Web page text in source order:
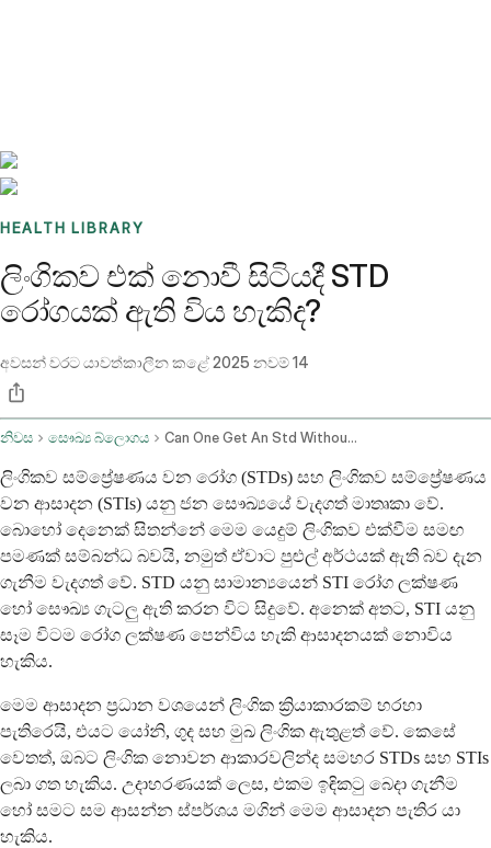
HEALTH LIBRARY
ලිංගිකව එක් නොවී සිටියදී STD
රෝගයක් ඇති විය හැකිද?
අවසන් වරට යාවත්කාලීන කළේ2025 නවම් 14
නිවස සෞඛ්‍ය බ්ලොගය Can One Get An Std Without Having Sex
ලිංගිකව සම්ප්‍රේෂණය වන රෝග (STDs) සහ ලිංගිකව සම්ප්‍රේෂණය
වන ආසාදන (STIs) යනු ජන සෞඛ්‍යයේ වැදගත් මාතෘකා වේ.
බොහෝ දෙනෙක් සිතන්නේ මෙම යෙදුම් ලිංගිකව එක්වීම සමඟ
පමණක් සම්බන්ධ බවයි, නමුත් ඒවාට පුළුල් අර්ථයක් ඇති බව දැන
ගැනීම වැදගත් වේ. STD යනු සාමාන්‍යයෙන් STI රෝග ලක්ෂණ
හෝ සෞඛ්‍ය ගැටලු ඇති කරන විට සිදුවේ. අනෙක් අතට, STI යනු
සෑම විටම රෝග ලක්ෂණ පෙන්විය හැකි ආසාදනයක් නොවිය
හැකිය.
මෙම ආසාදන ප්‍රධාන වශයෙන් ලිංගික ක්‍රියාකාරකම් හරහා
පැතිරෙයි, එයට යෝනි, ගුද සහ මුඛ ලිංගික ඇතුළත් වේ. කෙසේ
වෙතත්, ඔබට ලිංගික නොවන ආකාරවලින්ද සමහර STDs සහ STIs
ලබා ගත හැකිය. උදාහරණයක් ලෙස, එකම ඉඳිකටු බෙදා ගැනීම
හෝ සමට සම ආසන්න ස්පර්ශය මගින් මෙම ආසාදන පැතිර යා
හැකිය.